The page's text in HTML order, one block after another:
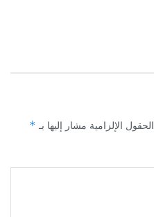
الحقول الإلزامية مشار إليها بـ *